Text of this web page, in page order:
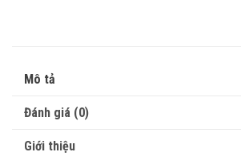
Mô tả
Đánh giá (0)
Giới thiệu